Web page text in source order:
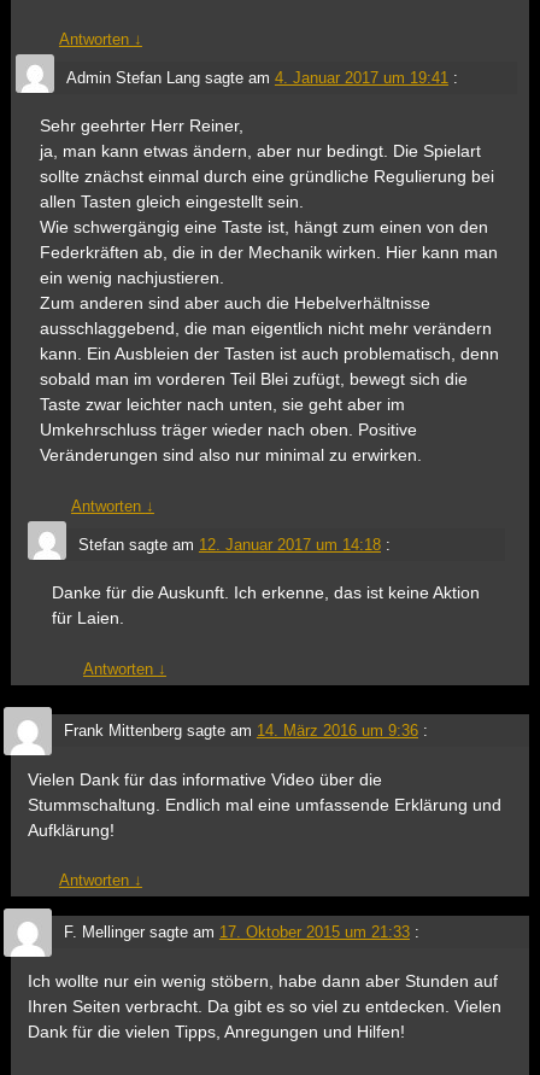
Antworten ↓
Admin Stefan Langsagte am 4. Januar 2017 um 19:41 :
Sehr geehrter Herr Reiner,
ja, man kann etwas ändern, aber nur bedingt. Die Spielart
sollte znächst einmal durch eine gründliche Regulierung bei
allen Tasten gleich eingestellt sein.
Wie schwergängig eine Taste ist, hängt zum einen von den
Federkräften ab, die in der Mechanik wirken. Hier kann man
ein wenig nachjustieren.
Zum anderen sind aber auch die Hebelverhältnisse
ausschlaggebend, die man eigentlich nicht mehr verändern
kann. Ein Ausbleien der Tasten ist auch problematisch, denn
sobald man im vorderen Teil Blei zufügt, bewegt sich die
Taste zwar leichter nach unten, sie geht aber im
Umkehrschluss träger wieder nach oben. Positive
Veränderungen sind also nur minimal zu erwirken.
Antworten ↓
Stefansagte am 12. Januar 2017 um 14:18 :
Danke für die Auskunft. Ich erkenne, das ist keine Aktion
für Laien.
Antworten ↓
Frank Mittenbergsagte am 14. März 2016 um 9:36 :
Vielen Dank für das informative Video über die
Stummschaltung. Endlich mal eine umfassende Erklärung und
Aufklärung!
Antworten ↓
F. Mellingersagte am 17. Oktober 2015 um 21:33 :
Ich wollte nur ein wenig stöbern, habe dann aber Stunden auf
Ihren Seiten verbracht. Da gibt es so viel zu entdecken. Vielen
Dank für die vielen Tipps, Anregungen und Hilfen!